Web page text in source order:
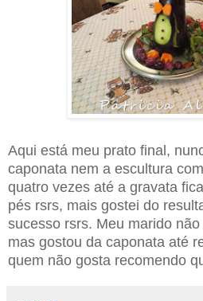
Aqui está meu prato final,
caponata nem a escultura
quatro vezes até a gravata
pés rsrs, mais gostei do
sucesso rsrs. Meu marido
mas gostou da caponata até
quem não gosta recomendo